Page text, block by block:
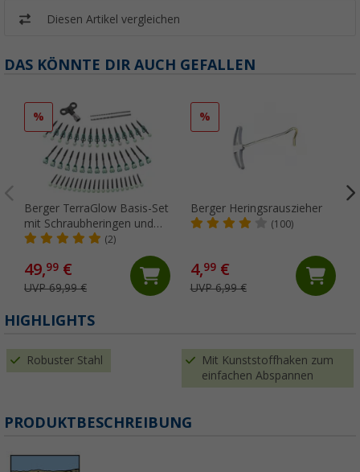
Diesen Artikel vergleichen
DAS KÖNNTE DIR AUCH GEFALLEN
%
Berger TerraGlow Basis-Set
mit Schraubheringen und
Eindrehhilfe, 134-teilig
(2)
49,99 €
UVP 69,99 €
%
Berger Heringsrauszieher
(100)
4,99€
UVP 6,99 €
HIGHLIGHTS
Robuster Stahl
Mit Kunststoffhaken zum
einfachen Abspannen
PRODUKTBESCHREIBUNG